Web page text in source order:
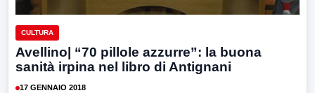
CULTURA
Avellino| “70 pillole azzurre”: la buona
sanità irpina nel libro di Antignani
17 GENNAIO 2018